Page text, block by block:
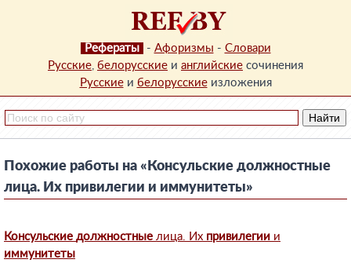
Рефераты - Афоризмы - Словари
Русские, белорусские и английские сочинения
Русскиеи белорусскиеизложения
Похожие работы на «Консульские должностные
лица. Их привилегии и иммунитеты»
Консульские должностные лица. Их привилегии и
иммунитеты